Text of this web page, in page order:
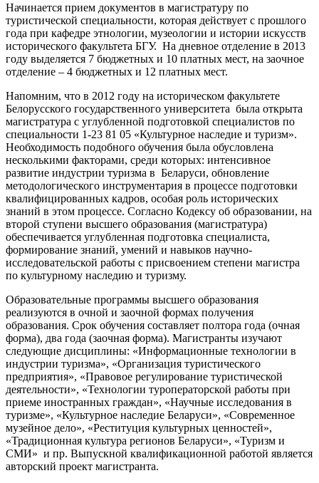
Начинается прием документов в магистратуру по
туристической специальности, которая действует с прошлого
года при кафедре этнологии, музеологии и истории искусств
исторического факультета БГУ. На дневное отделение в 2013
году выделяется 7 бюджетных и 10 платных мест, на заочное
отделение – 4 бюджетных и 12 платных мест.
Напомним, что в 2012 году на историческом факультете
Белорусского государственного университета была открыта
магистратура с углубленной подготовкой специалистов по
специальности 1-23 81 05 «Культурное наследие и туризм».
Необходимость подобного обучения была обусловлена
несколькими факторами, среди которых: интенсивное
развитие индустрии туризма в Беларуси, обновление
методологического инструментария в процессе подготовки
квалифицированных кадров, особая роль исторических
знаний в этом процессе. Согласно Кодексу об образовании, на
второй ступени высшего образования (магистратура)
обеспечивается углубленная подготовка специалиста,
формирование знаний, умений и навыков научно-
исследовательской работы с присвоением степени магистра
по культурному наследию и туризму.
Образовательные программы высшего образования
реализуются в очной и заочной формах получения
образования. Срок обучения составляет полтора года (очная
форма), два года (заочная форма). Магистранты изучают
следующие дисциплины: «Информационные технологии в
индустрии туризма», «Организация туристического
предприятия», «Правовое регулирование туристической
деятельности», «Технологии туроператорской работы при
приеме иностранных граждан», «Научные исследования в
туризме», «Культурное наследие Беларуси», «Современное
музейное дело», «Реституция культурных ценностей»,
«Традиционная культура регионов Беларуси», «Туризм и
СМИ» и пр. Выпускной квалификационной работой является
авторский проект магистранта.